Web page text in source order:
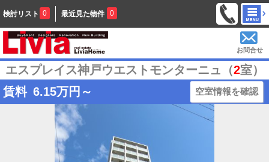
検討リスト 0 最近見た物件 0
お問合せ
エスプレイス神戸ウエストモンターニュ（2室）
賃料 6.15万円～ 空室情報を確認